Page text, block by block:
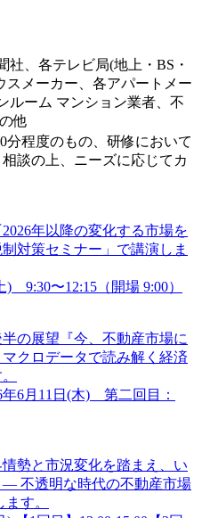
、各テレビ局(地上・BS・
スメーカー、各アパートメー
ルーム マンション業者、不
他
程度のもの、研修において
談の上、ニーズに応じてカ
年以降の変化する市場を
対策セミナー」で講演しま
) 9:30〜12:15（開場 9:00）
の展望『今、不動産市場に
クロデータで読み解く経済
6月11日(木) 第二回目：
勢と市況変化を踏まえ、い
― 不透明な時代の不動産市場
す。